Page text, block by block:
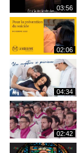
03:56
02:06
04:34
02:42